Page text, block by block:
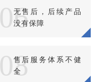
06无售后，后续产品
没有保障
08
售后服务体系不健
全